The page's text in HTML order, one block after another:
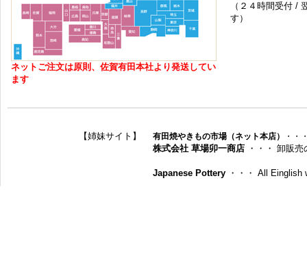
ネットご注文は原則、佐賀有田本社より発送してい
ます
（２４時間受付 /
す）
【姉妹サイト】 有田焼やきもの市場（ネット本店） ・・
株式会社 草場卯一商店 ・・・ 卸販
Japanese Pottery ・・・ All